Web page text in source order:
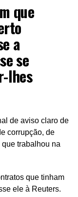
que
a
se
lhes
de aviso claro de
corrupção, de
trabalhou na
que tinham
ele à Reuters.